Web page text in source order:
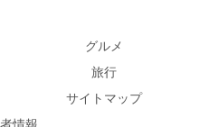
グルメ
旅行
サイトマップ